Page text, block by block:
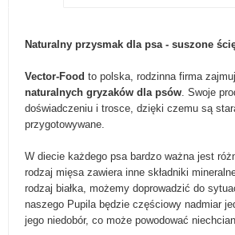
Naturalny przysmak dla psa - suszone
Vector-Food to polska, rodzinna firma
naturalnych gryzaków dla psów. Swoje
doświadczeniu i trosce, dzięki czemu są
przygotowywane.
W diecie każdego psa bardzo ważna jest
rodzaj mięsa zawiera inne składniki
rodzaj białka, możemy doprowadzić do
naszego Pupila będzie częściowy nadmiar
jego niedobór, co może powodować